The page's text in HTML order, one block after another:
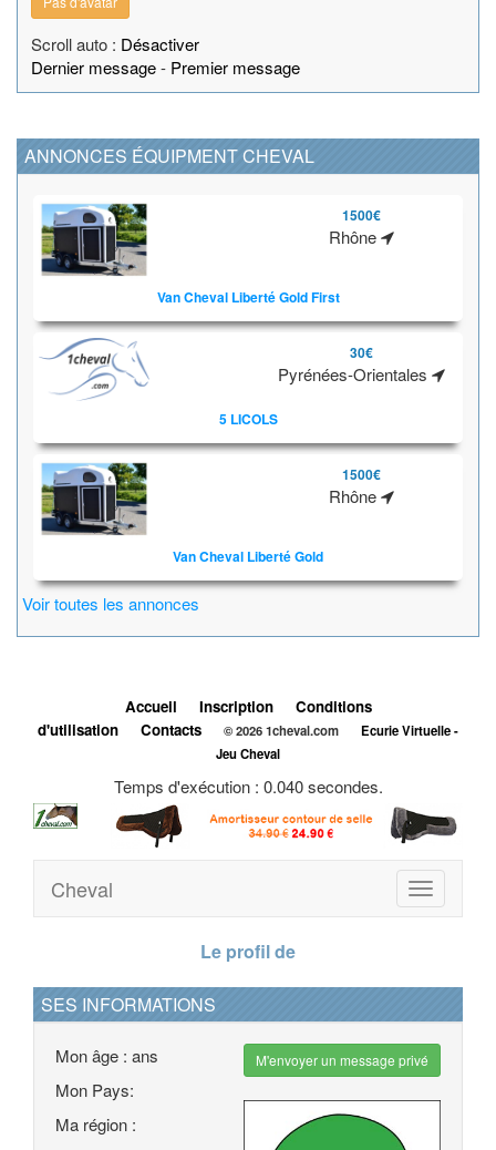
Scroll auto : Désactiver
Dernier message- Premier message
ANNONCES ÉQUIPMENT CHEVAL
1500€
Rhône
Van Cheval Liberté Gold First
30€
Pyrénées-Orientales
5 LICOLS
1500€
Rhône
Van Cheval Liberté Gold
Voir toutes les annonces
Accueil Inscription
Conditions
d'utilisation
Contacts © 2026 1cheval.com
Ecurie Virtuelle -
Jeu Cheval
Temps d'exécution : 0.040 secondes.
Toggle
navigation
Cheval
Le profil de
SES INFORMATIONS
Mon âge : ans
Mon Pays:
Ma région :
M'envoyer un message privé